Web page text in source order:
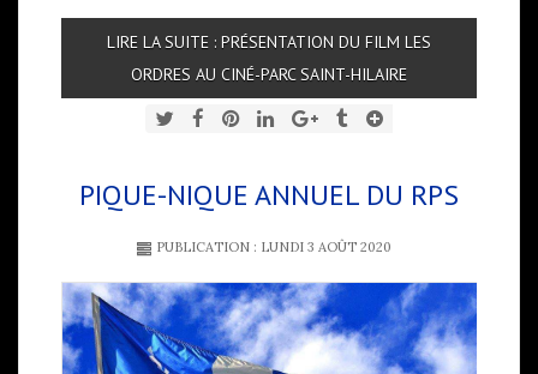
LIRE LA SUITE : PRÉSENTATION DU FILM LES
ORDRES AU CINÉ-PARC SAINT-HILAIRE
PIQUE-NIQUE ANNUEL DU RPS
PUBLICATION : LUNDI 3 AOÛT 2020